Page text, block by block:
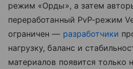
режим «Орды», а затем
переработанный PvP-режим
ограничен — разработчики
нагрузку, баланс и
материалов появится только